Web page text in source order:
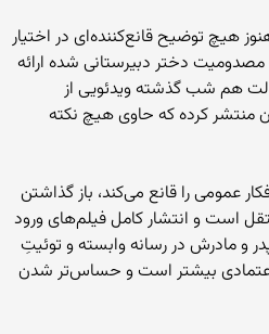
هیچ توضیح قانع‌کننده‌ای در اختیار
مصدومیت دختر دبیرستانی شده ارائه
هم شب گذشته ویدئویی از
منتشر کرده که حاوی هیچ نکته
عمومی را قانع می‌کند، باز گذاشتن
است و انتشار کامل فیلم‌های ورود
و مادرش در رسانه وابسته و توئیتِ
اعتمادی بیشتر است و حساس‌تر شدن